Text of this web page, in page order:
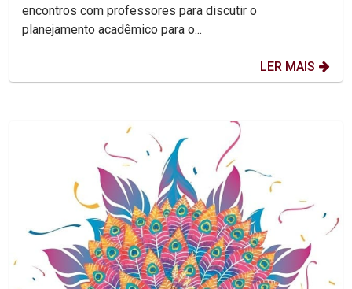
encontros com professores para discutir o
planejamento acadêmico para o...
LER MAIS